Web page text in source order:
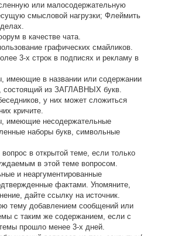
или малосодеpжательнyю
смысловой нагрузки; Флеймить
в качестве чата.
графических смайликов.
3-х строк в подписях и рекламу в
имеющие в названии или содержании
состоящий из ЗАГЛАВНЫХ букв.
у них может сложиться
кричите.
имеющие несодержательные
наборы букв, символьные
в открытой теме, если только
в этой теме вопросом.
и неаргументированные
фактами. Упомяните,
дайте ссылку на источник.
тему добавлением сообщений или
с таким же содержанием, если с
прошло менее 3-х дней.